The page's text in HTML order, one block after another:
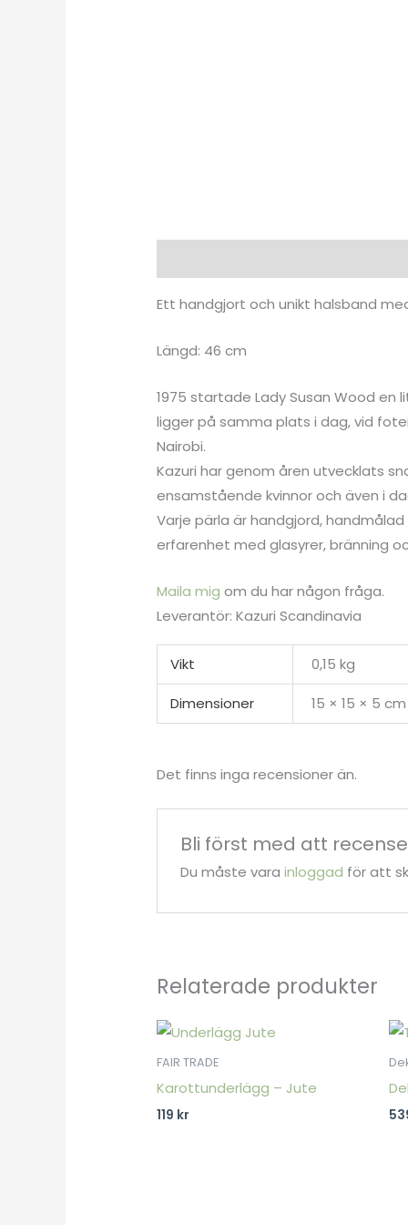
Ett handgjort och unikt halsband
Längd: 46 cm
1975 startade Lady Susan Wood
ligger på samma plats i dag, vid
Nairobi.
Kazuri har genom åren utvecklats
ensamstående kvinnor och även i
Varje pärla är handgjord,
erfarenhet med glasyrer, bränning
Maila mig om du har någon fråga.
Leverantör: Kazuri Scandinavia
Vikt 0,15 kg
Dimensioner 15 × 15 × 5 cm
Det finns inga recensioner än.
Bli först med att
Du måste varainloggad för att
Relaterade produkter
FAIR TRADE
Karottunderlägg – Jute
119 kr